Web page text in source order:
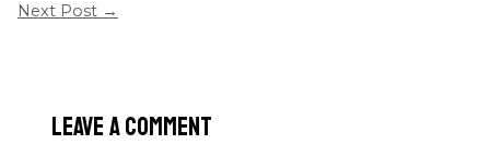
Next Post →
Leave a Comment